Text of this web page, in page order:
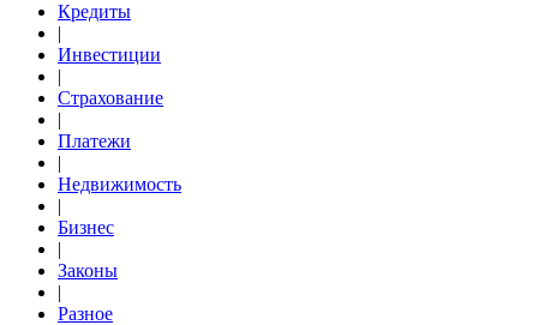
Кредиты
|
Инвестиции
|
Страхование
|
Платежи
|
Недвижимость
|
Бизнес
|
Законы
|
Разное